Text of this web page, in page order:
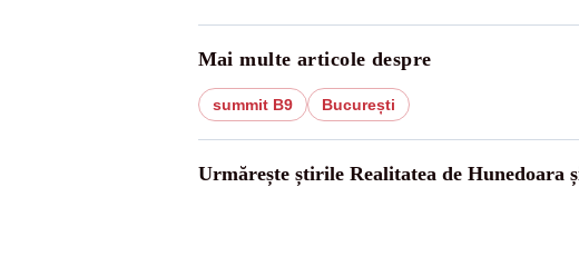
Mai multe articole despre
summit B9 București
Urmărește știrile Realitatea de Hunedoara